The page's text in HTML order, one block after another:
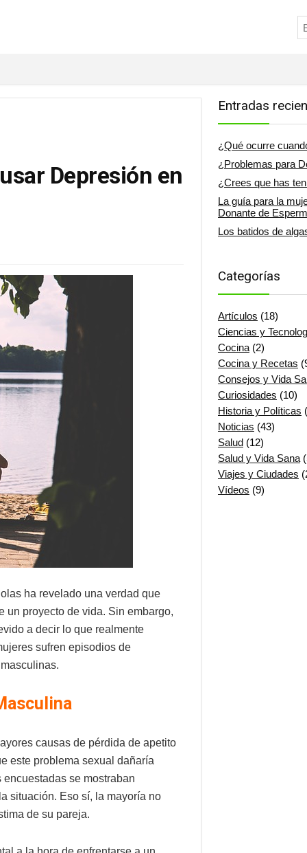
Depresión en
ha revelado una verdad que
un proyecto de vida. Sin embargo,
a decir lo que realmente
sufren episodios de
causas de pérdida de apetito
este problema sexual dañaría
se mostraban
situación. Eso sí, la mayoría no
de su pareja.
Entradas
¿Qué ocurre
¿Problemas para
¿Crees que has
La guía para la
Donante de
Los batidos de
Categorías
Artículos (18)
Ciencias y
Cocina (2)
Cocina y Recetas
Consejos y Vida
Curiosidades (10)
Historia y Políticas
Noticias (43)
Salud (12)
Salud y Vida Sana
Viajes y Ciudades
Vídeos (9)